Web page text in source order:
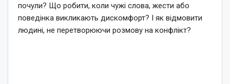
почули? Що робити, коли чужі слова, жести або
поведінка викликають дискомфорт? І як відмовити
людині, не перетворюючи розмову на конфлікт?